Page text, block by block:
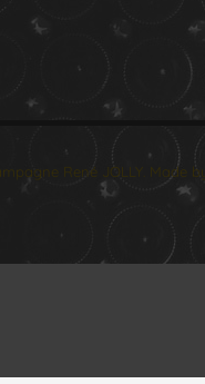
René JOLLY. Made by